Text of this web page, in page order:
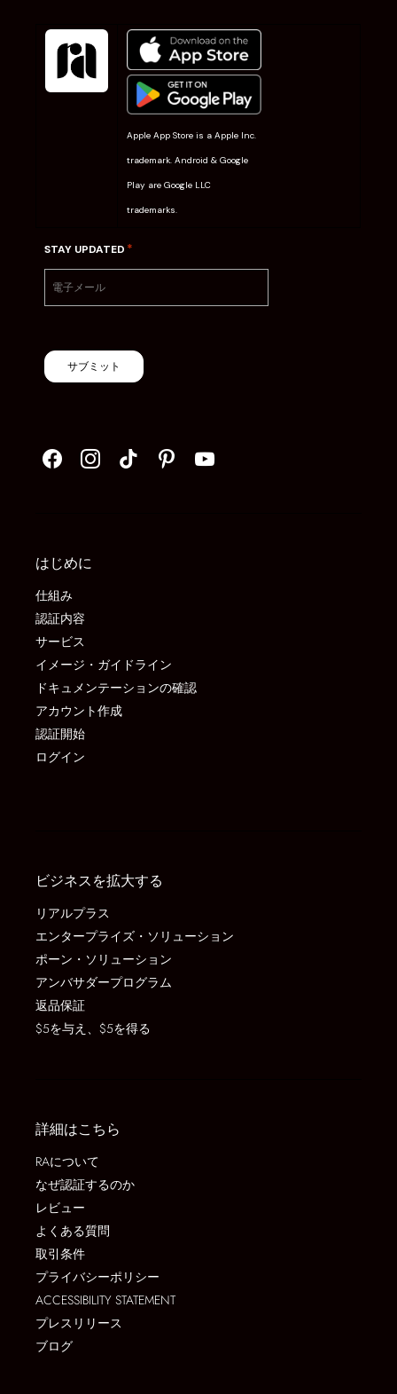
Apple App Store is a Apple Inc.
trademark. Android & Google
Play are Google LLC
trademarks.
STAY UPDATED *
サブミット
はじめに
仕組み
認証内容
サービス
イメージ・ガイドライン
ドキュメンテーションの確認
アカウント作成
認証開始
ログイン
ビジネスを拡大する
リアルプラス
エンタープライズ・ソリューション
ポーン・ソリューション
アンバサダープログラム
返品保証
$5を与え、$5を得る
詳細はこちら
RAについて
なぜ認証するのか
レビュー
よくある質問
取引条件
プライバシーポリシー
ACCESSIBILITY STATEMENT
プレスリリース
ブログ